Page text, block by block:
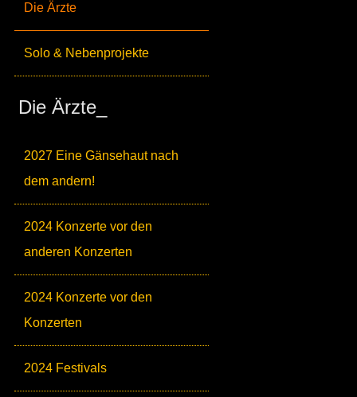
Die Ärzte
Solo & Nebenprojekte
Die Ärzte_
2027 Eine Gänsehaut nach
dem andern!
2024 Konzerte vor den
anderen Konzerten
2024 Konzerte vor den
Konzerten
2024 Festivals